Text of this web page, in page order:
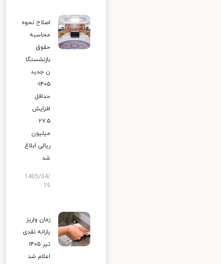
اصلاح نحوه
محاسبه
حقوق
بازنشستگا
ن جدید
۱۴۰۵؛
حداقل
افزایش
۲۷.۵
میلیون
ریالی ابلاغ
شد
1405/04/
19
زمان واریز
یارانه نقدی
تیر ۱۴۰۵
اعلام شد